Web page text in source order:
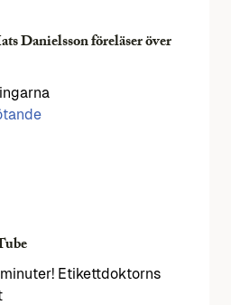
Danielsson föreläser över
Etikettdoktorns